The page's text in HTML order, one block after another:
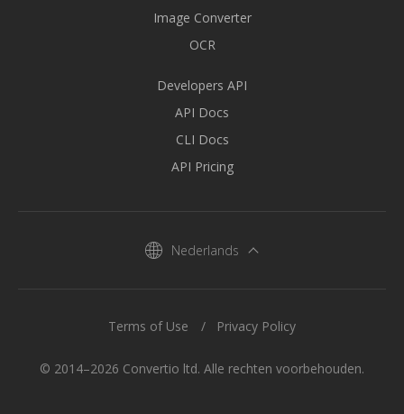
Image Converter
OCR
Developers API
API Docs
CLI Docs
API Pricing
Nederlands
© 2014–2026 Convertio ltd. Alle rechten voorbehouden.
Terms of Use Privacy Policy